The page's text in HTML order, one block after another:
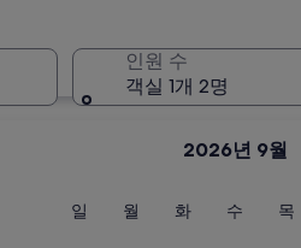
2026년 9월
일 월 화화
수수
목목
인원 수
객실 1개 2명
지도로 보기